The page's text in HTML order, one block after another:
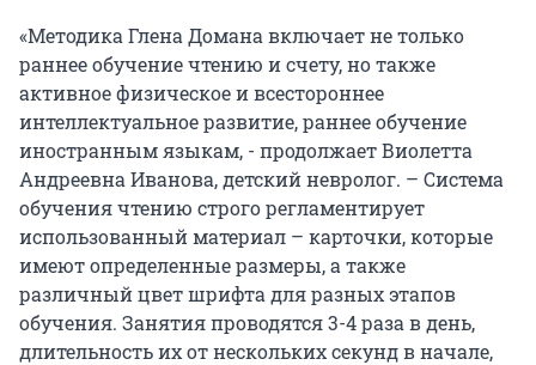
«Методика Глена Домана включает не только
раннее обучение чтению и счету, но также
активное физическое и всестороннее
интеллектуальное развитие, раннее обучение
иностранным языкам, - продолжает Виолетта
Андреевна Иванова, детский невролог. – Система
обучения чтению строго регламентирует
использованный материал – карточки, которые
имеют определенные размеры, а также
различный цвет шрифта для разных этапов
обучения. Занятия проводятся 3-4 раза в день,
длительность их от нескольких секунд в начале,